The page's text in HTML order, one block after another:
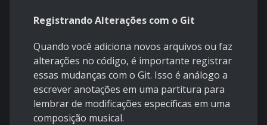
Registrando Alterações com o Git
Quando você adiciona novos arquivos ou faz
alterações no código, é importante registrar
essas mudanças com o Git. Isso é análogo a
escrever anotações em uma partitura para
lembrar de modificações específicas em uma
composição musical.